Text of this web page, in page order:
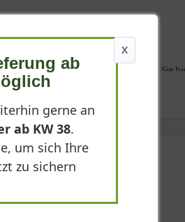
Ratgeber vorbereitet - diesen finden Sie
Bspw. werden immergrüne
Containerware, welche in der Regel
und der Wurzelballen wird mit einem
X
ab
gerne an
ab KW 38.
um sich Ihre
zu sichern